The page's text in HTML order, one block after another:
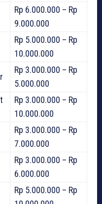
Rp 6.000.000 – Rp
9.000.000
Rp 5.000.000 – Rp
10.000.000
Rp 3.000.000 – Rp
5.000.000
Rp 3.000.000 – Rp
10.000.000
Rp 3.000.000 – Rp
7.000.000
Rp 3.000.000 – Rp
6.000.000
Rp 5.000.000 – Rp